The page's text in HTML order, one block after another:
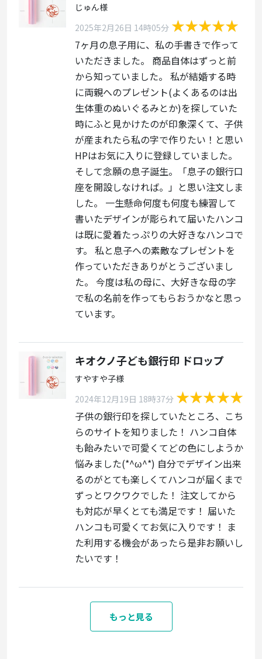
じゅん様
2025年2月26日 14時05分
7ヶ月の息子用に、私の手書きで作って
いただきました。 商品自体はずっと前
から知っていました。 私が結婚する時
に両親へのプレゼント(よくあるのは出
生体重のぬいぐるみとか)を探していた
時にふと見かけたのが印象深くて、子供
が産まれたら私の字で作りたい！と思い
HPはお気に入りに登録していました。
そして念願の息子誕生。「息子の銀行口
座を開設しなければ。」と思い注文しま
した。 一生懸命何度も何度も練習して
書いたデザインが彫られて届いたハンコ
は既に愛着たっぷりの大好きなハンコで
す。 私と息子への素敵なプレゼントを
作っていただきありがとうございまし
た。 今度は私の母に、大好きな母の字
で私の名前を作ってもらおうかなと思っ
ています。
キオクノ子ども銀行印 ドロップ
すやすや子様
2024年12月19日 18時37分
子供の銀行印を探していたところ、こち
らのサイトを知りました！ ハンコ自体
も飴みたいで可愛くてどの色にしようか
悩みました(*^ω^*) 自分でデザイン出来
るのがとても楽しくてハンコが届くまで
ずっとワクワクでした！ 注文してから
も対応が早くとても満足です！ 届いた
ハンコも可愛くてお気に入りです！ ま
た利用する機会があったら是非お願いし
たいです！
もっと見る